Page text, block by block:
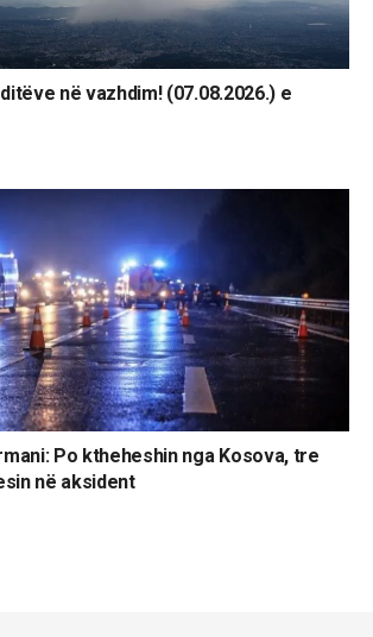
në vazhdim! (07.08.2026.) e
Po ktheheshin nga Kosova, tre
në aksident